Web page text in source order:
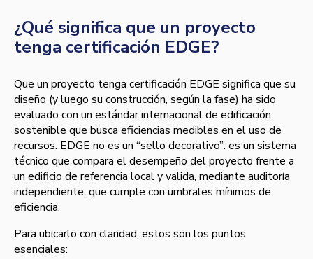
¿Qué significa que un proyecto
tenga certificación EDGE?
Que un proyecto tenga certificación EDGE significa que su
diseño (y luego su construcción, según la fase) ha sido
evaluado con un estándar internacional de edificación
sostenible que busca eficiencias medibles en el uso de
recursos. EDGE no es un “sello decorativo”: es un sistema
técnico que compara el desempeño del proyecto frente a
un edificio de referencia local y valida, mediante auditoría
independiente, que cumple con umbrales mínimos de
eficiencia.
Para ubicarlo con claridad, estos son los puntos
esenciales: